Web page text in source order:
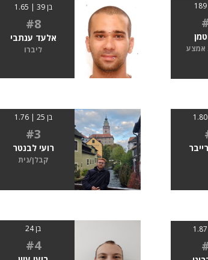
אמצע
בן 39 | 1.65
#8
אלעד ענתבי
ליברו
בן 25 | 1.76
#3
רועי לבנטר
קבלן/נית
בן 24
#4